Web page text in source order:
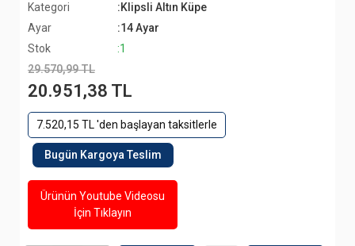
Kategori
:Klipsli Altın Küpe
Ayar
:14 Ayar
Stok
:1
29.570,99 TL
20.951,38 TL
7.520,15 TL 'den başlayan taksitlerle
Bugün Kargoya Teslim
Ürünün Youtube Videosu
İçin Tıklayın